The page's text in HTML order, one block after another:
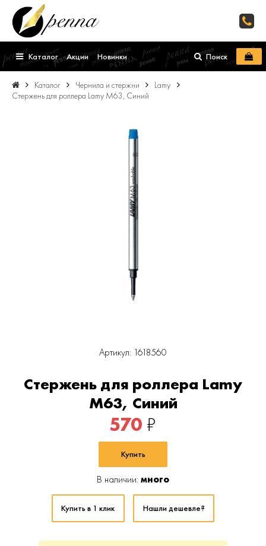
Каталог Акции Новинки Поиск
Каталог Чернила и стержни
Lamy
Стержень для роллера Lamy M63, Синий
Артикул: 1618560
Стержень для роллера Lamy
M63, Синий
570 ₽
Купить
В наличии: много
Купить в 1 клик Нашли дешевле?